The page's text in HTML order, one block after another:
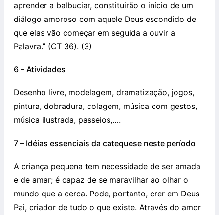
aprender a balbuciar, constituirão o início de um
diálogo amoroso com aquele Deus escondido de
que elas vão começar em seguida a ouvir a
Palavra.” (CT 36). (3)
6 – Atividades
Desenho livre, modelagem, dramatização, jogos,
pintura, dobradura, colagem, música com gestos,
música ilustrada, passeios,….
7 – Idéias essenciais da catequese neste período
A criança pequena tem necessidade de ser amada
e de amar; é capaz de se maravilhar ao olhar o
mundo que a cerca. Pode, portanto, crer em Deus
Pai, criador de tudo o que existe. Através do amor